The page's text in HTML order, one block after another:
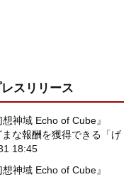
スリリース
神域 Echo of Cube』
な報酬を獲得できる「げ
18:45
神域 Echo of Cube』